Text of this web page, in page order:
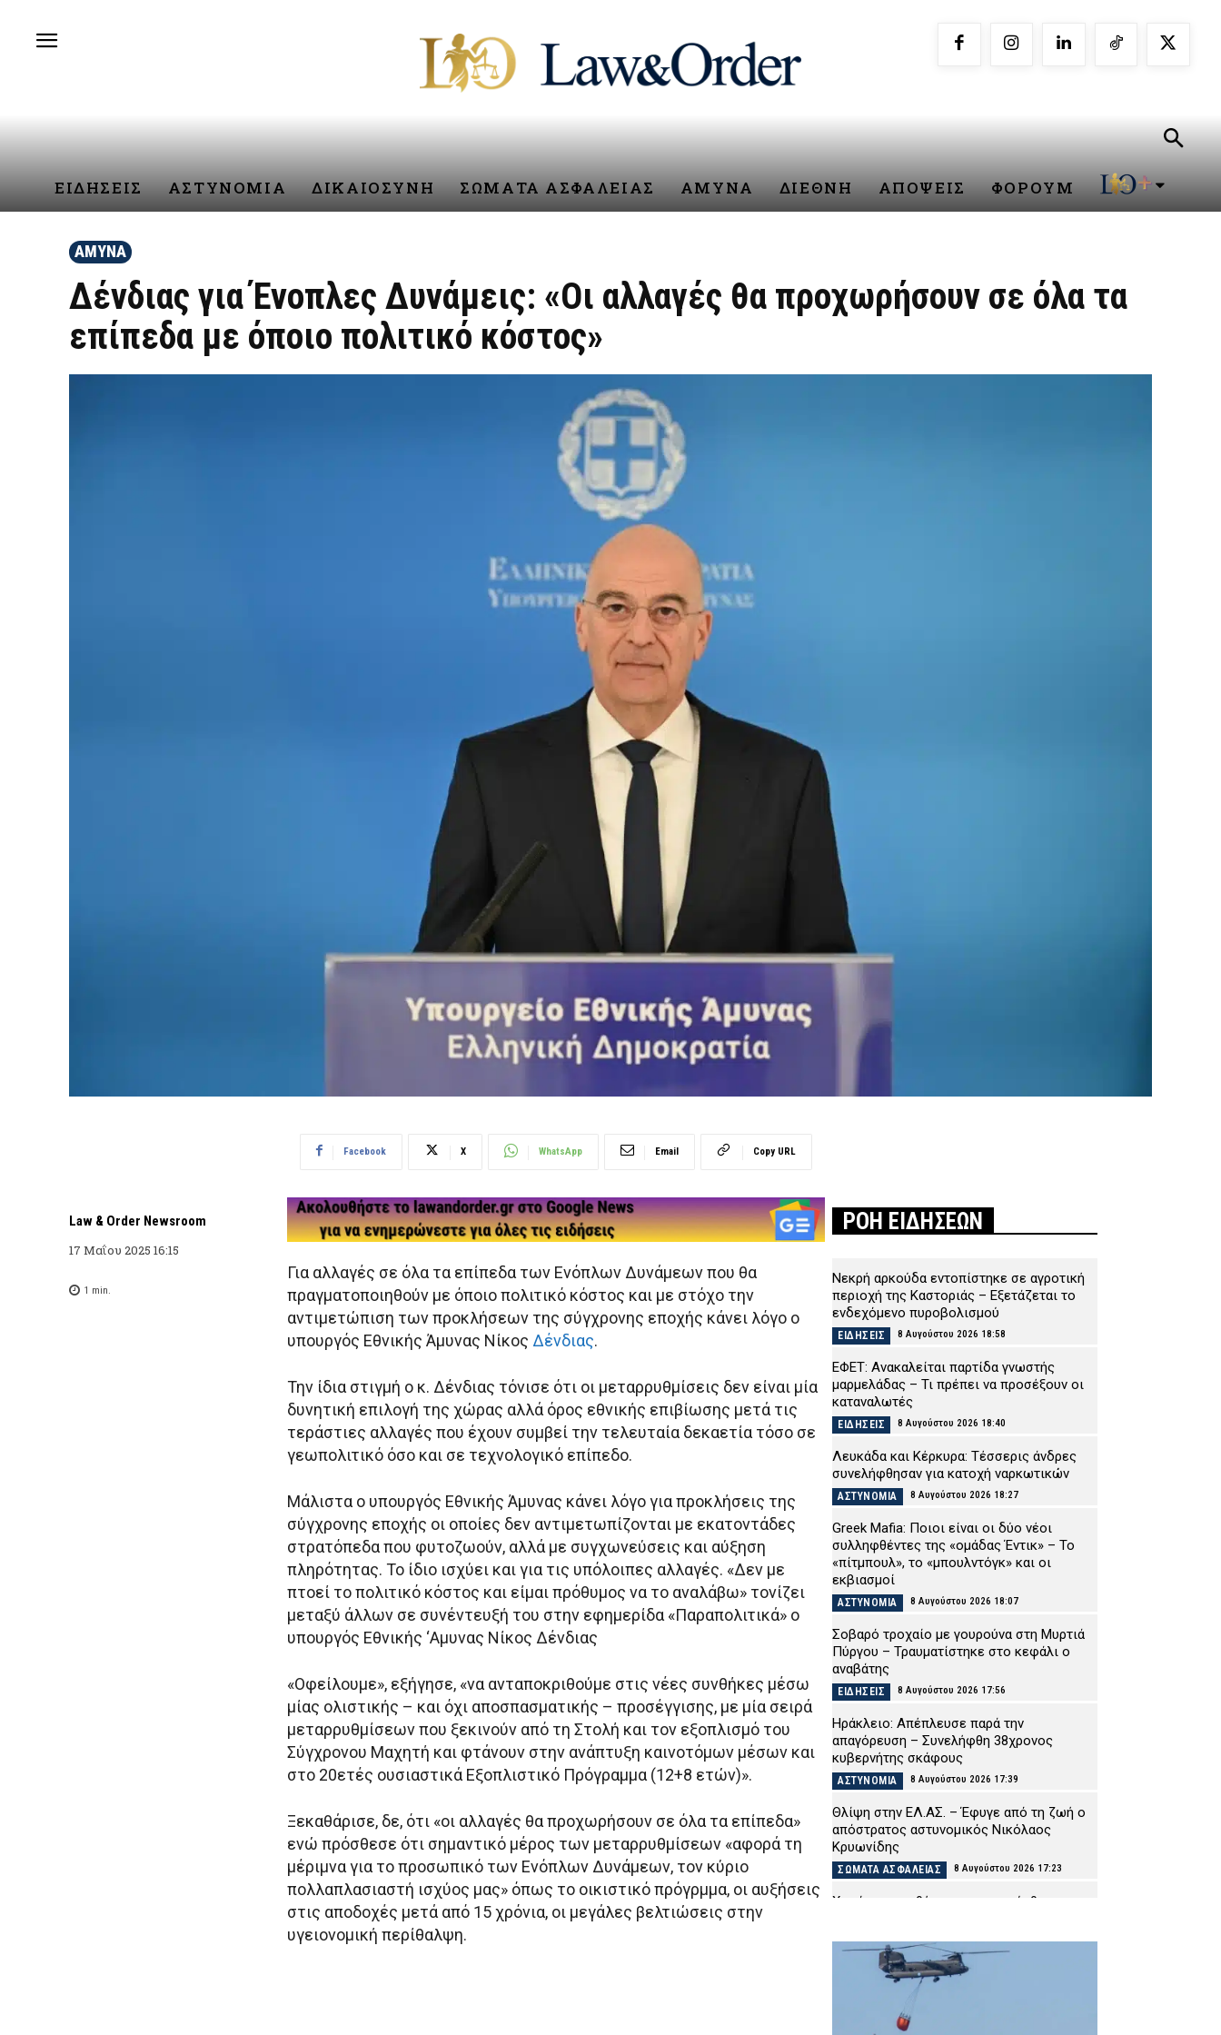
ΕΙΔΗΣΕΙΣ ΑΣΤΥΝΟΜΙΑ ΔΙΚΑΙΟΣΥΝΗ ΣΩΜΑΤΑ ΑΣΦΑΛΕΙΑΣ ΑΜΥΝΑ ΔΙΕΘΝΗ ΑΠΟΨΕΙΣ ΦΟΡΟΥΜ
ΑΜΥΝΑ
Δένδιας για Ένοπλες Δυνάμεις: «Οι αλλαγές θα προχωρήσουν σε όλα τα
επίπεδα με όποιο πολιτικό κόστος»
Law & Order Newsroom
17 Μαΐου 2025 16:15
1 min.
Facebook X WhatsApp Email Copy URL
Για αλλαγές σε όλα τα επίπεδα των Ενόπλων Δυνάμεων που θα
πραγματοποιηθούν με όποιο πολιτικό κόστος και με στόχο την
αντιμετώπιση των προκλήσεων της σύγχρονης εποχής κάνει λόγο ο
υπουργός Εθνικής Άμυνας Νίκος Δένδιας.
Την ίδια στιγμή ο κ. Δένδιας τόνισε ότι οι μεταρρυθμίσεις δεν είναι μία
δυνητική επιλογή της χώρας αλλά όρος εθνικής επιβίωσης μετά τις
τεράστιες αλλαγές που έχουν συμβεί την τελευταία δεκαετία τόσο σε
γεωπολιτικό όσο και σε τεχνολογικό επίπεδο.
Μάλιστα ο υπουργός Εθνικής Άμυνας κάνει λόγο για προκλήσεις της
σύγχρονης εποχής οι οποίες δεν αντιμετωπίζονται με εκατοντάδες
στρατόπεδα που φυτοζωούν, αλλά με συγχωνεύσεις και αύξηση
πληρότητας. Το ίδιο ισχύει και για τις υπόλοιπες αλλαγές. «Δεν με
πτοεί το πολιτικό κόστος και είμαι πρόθυμος να το αναλάβω» τονίζει
μεταξύ άλλων σε συνέντευξή του στην εφημερίδα «Παραπολιτικά» ο
υπουργός Εθνικής ‘Αμυνας Νίκος Δένδιας
«Οφείλουμε», εξήγησε, «να ανταποκριθούμε στις νέες συνθήκες μέσω
μίας ολιστικής – και όχι αποσπασματικής – προσέγγισης, με μία σειρά
μεταρρυθμίσεων που ξεκινούν από τη Στολή και τον εξοπλισμό του
Σύγχρονου Μαχητή και φτάνουν στην ανάπτυξη καινοτόμων μέσων και
στο 20ετές ουσιαστικά Εξοπλιστικό Πρόγραμμα (12+8 ετών)».
Ξεκαθάρισε, δε, ότι «οι αλλαγές θα προχωρήσουν σε όλα τα επίπεδα»
ενώ πρόσθεσε ότι σημαντικό μέρος των μεταρρυθμίσεων «αφορά τη
μέριμνα για το προσωπικό των Ενόπλων Δυνάμεων, τον κύριο
πολλαπλασιαστή ισχύος μας» όπως το οικιστικό πρόγρμμα, οι αυξήσεις
στις αποδοχές μετά από 15 χρόνια, οι μεγάλες βελτιώσεις στην
υγειονομική περίθαλψη.
ΡΟΗ ΕΙΔΗΣΕΩΝ
Νεκρή αρκούδα εντοπίστηκε σε αγροτική
περιοχή της Καστοριάς – Εξετάζεται το
ενδεχόμενο πυροβολισμού
ΕΙΔΗΣΕΙΣ 8 Αυγούστου 2026 18:58
ΕΦΕΤ: Ανακαλείται παρτίδα γνωστής
μαρμελάδας – Τι πρέπει να προσέξουν οι
καταναλωτές
ΕΙΔΗΣΕΙΣ 8 Αυγούστου 2026 18:40
Λευκάδα και Κέρκυρα: Τέσσερις άνδρες
συνελήφθησαν για κατοχή ναρκωτικών
ΑΣΤΥΝΟΜΙΑ 8 Αυγούστου 2026 18:27
Greek Mafia: Ποιοι είναι οι δύο νέοι
συλληφθέντες της «ομάδας Έντικ» – Το
«πίτμπουλ», το «μπουλντόγκ» και οι
εκβιασμοί
ΑΣΤΥΝΟΜΙΑ 8 Αυγούστου 2026 18:07
Σοβαρό τροχαίο με γουρούνα στη Μυρτιά
Πύργου – Τραυματίστηκε στο κεφάλι ο
αναβάτης
ΕΙΔΗΣΕΙΣ 8 Αυγούστου 2026 17:56
Ηράκλειο: Απέπλευσε παρά την
απαγόρευση – Συνελήφθη 38χρονος
κυβερνήτης σκάφους
ΑΣΤΥΝΟΜΙΑ 8 Αυγούστου 2026 17:39
Θλίψη στην ΕΛ.ΑΣ. – Έφυγε από τη ζωή ο
απόστρατος αστυνομικός Νικόλαος
Κρυωνίδης
ΣΩΜΑΤΑ ΑΣΦΑΛΕΙΑΣ 8 Αυγούστου 2026 17:23
Χωρίς τις αισθήσεις του ανασύρθηκε
ΕΙΔΗΣΕΙΣ 8 Αυγούστου 2026 16:57
Ποιοι πληρώνονται από e-ΕΦΚΑ και ΔΥΠΑ
μέχρι τις 14 Αυγούστου
8 Αυγούστου 2026 16:48